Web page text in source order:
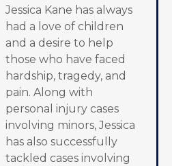
Jessica Kane has always
had a love of children
and a desire to help
those who have faced
hardship, tragedy, and
pain. Along with
personal injury cases
involving minors, Jessica
has also successfully
tackled cases involving